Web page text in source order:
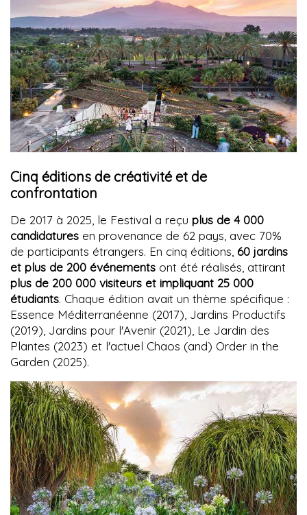
Cinq éditions de créativité et de
confrontation
De 2017 à 2025, le Festival a reçu plus de 4 000
candidatures en provenance de 62 pays, avec 70%
de participants étrangers. En cinq éditions, 60 jardins
et plus de 200 événements ont été réalisés, attirant
plus de 200 000 visiteurs et impliquant 25 000
étudiants. Chaque édition avait un thème spécifique :
Essence Méditerranéenne (2017), Jardins Productifs
(2019), Jardins pour l'Avenir (2021), Le Jardin des
Plantes (2023) et l'actuel Chaos (and) Order in the
Garden (2025).